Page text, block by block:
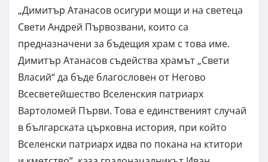
„Димитър Атанасов осигури мощи и на светеца
Свети Андрей Първозвани, които са
предназначени за бъдещия храм с това име.
Димитър Атанасов съдейства храмът „Свети
Власий“ да бъде благословен от Негово
Всесветейшество Вселенския патриарх
Вартоломей Първи. Това е единственият случай
в българската църковна история, при който
Вселенски патриарх идва по покана на ктитори